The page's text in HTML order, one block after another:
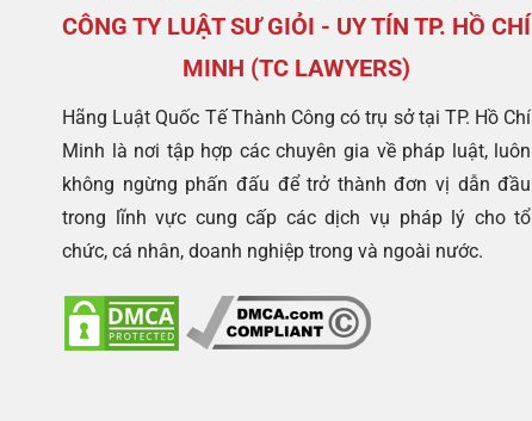
CÔNG TY LUẬT SƯ GIỎI - UY TÍN TP. HỒ CHÍ
MINH (TC LAWYERS)
Hãng Luật Quốc Tế Thành Công có trụ sở tại TP. Hồ Chí
Minh là nơi tập hợp các chuyên gia về pháp luật, luôn
không ngừng phấn đấu để trở thành đơn vị dẫn đầu
trong lĩnh vực cung cấp các dịch vụ pháp lý cho tổ
chức, cá nhân, doanh nghiệp trong và ngoài nước.